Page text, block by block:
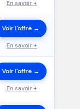
En savoir +
Voir l'offre →
En savoir +
Voir l'offre →
En savoir +